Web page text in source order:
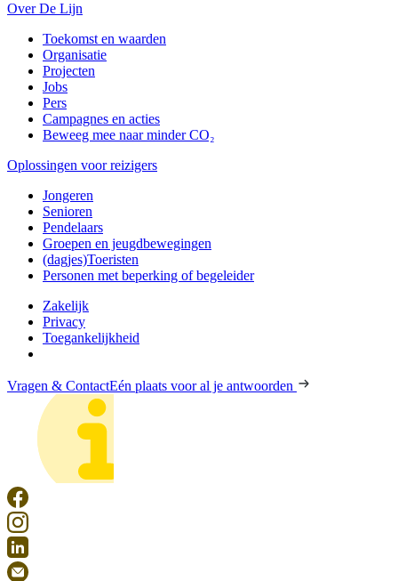
Over De Lijn
Toekomst en waarden
Organisatie
Projecten
Jobs
Pers
Campagnes en acties
Beweeg mee naar minder CO₂
Oplossingen voor reizigers
Jongeren
Senioren
Pendelaars
Groepen en jeugdbewegingen
(dagjes)Toeristen
Personen met beperking of begeleider
Zakelijk
Privacy
Toegankelijkheid
Vragen & ContactEén plaats voor al je antwoorden